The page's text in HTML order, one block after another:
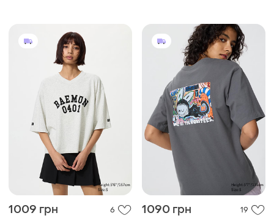
1009 грн 6 1090 грн 19